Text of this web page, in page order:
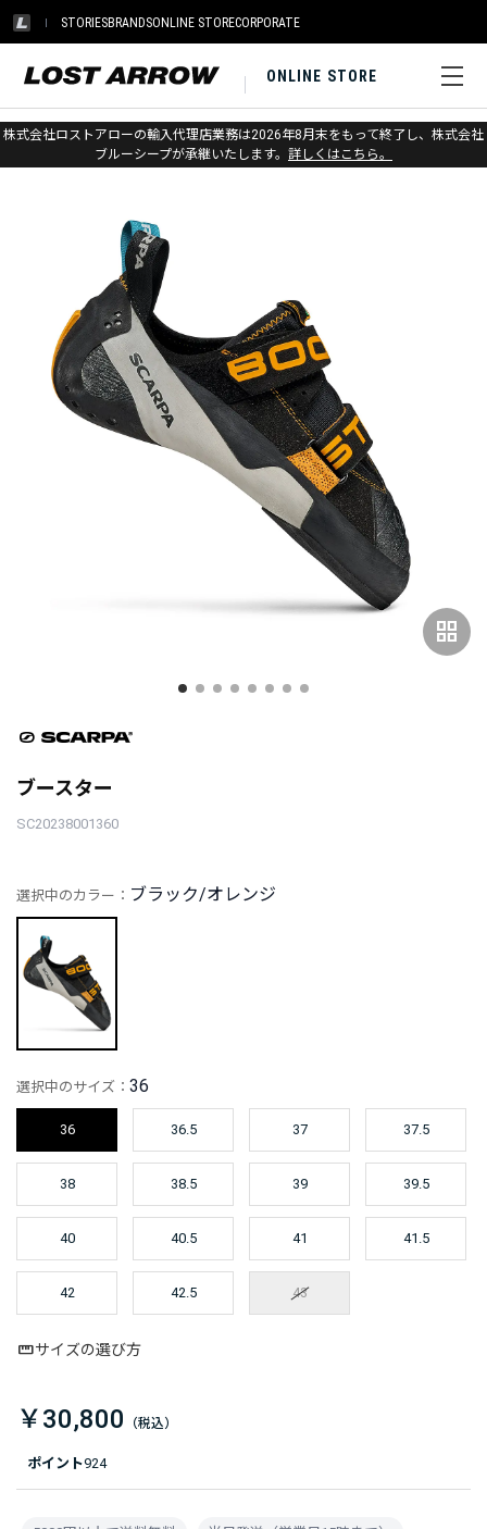
STORIESBRANDSONLINE STORECORPORATE
ONLINE STORE
株式会社ロストアローの輸入代理店業務は2026年8月末をもって終了し、株式会社
ブルーシープが承継いたします。 詳しくはこちら。
ホーム > スカルパ > クライミング
grid_view
ブースター
SC20238001360
ポイント924
選択中のカラー： ブラック/オレンジ
選択中のサイズ： 36
36 36.5 37 37.5
38 38.5 39 39.5
40 40.5 41 41.5
42 42.5 43
サイズの選び方
￥30,800